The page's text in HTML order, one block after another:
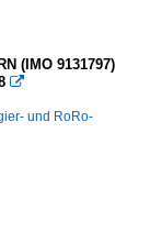
(IMO 9131797)

und RoRo-